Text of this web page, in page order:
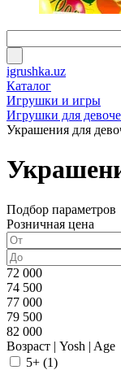
igrushka.uz
Каталог
Игрушки и игры
Игрушки для
Украшения для
Подбор параметров
Розничная цена
72 000
74 500
77 000
79 500
82 000
Возраст | Yosh | Age
5+ (1)